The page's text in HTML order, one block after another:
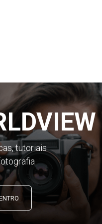
obterá a imagem
e,
e som por
segundos
standby
como um arquivo para
e informações de arquivo
tutoriais